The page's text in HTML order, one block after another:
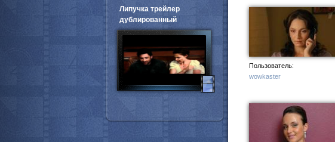
Пользователь:
wowkaster
Липучка трейлер
дублированный